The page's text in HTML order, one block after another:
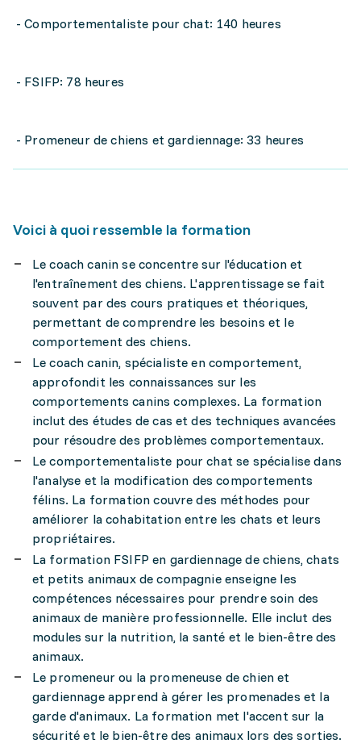
- Comportementaliste pour chat: 140 heures
- FSIFP: 78 heures
- Promeneur de chiens et gardiennage: 33 heures
Voici à quoi ressemble la formation
Le coach canin se concentre sur l'éducation et
l'entraînement des chiens. L'apprentissage se fait
souvent par des cours pratiques et théoriques,
permettant de comprendre les besoins et le
comportement des chiens.
Le coach canin, spécialiste en comportement,
approfondit les connaissances sur les
comportements canins complexes. La formation
inclut des études de cas et des techniques avancées
pour résoudre des problèmes comportementaux.
Le comportementaliste pour chat se spécialise dans
l'analyse et la modification des comportements
félins. La formation couvre des méthodes pour
améliorer la cohabitation entre les chats et leurs
propriétaires.
La formation FSIFP en gardiennage de chiens, chats
et petits animaux de compagnie enseigne les
compétences nécessaires pour prendre soin des
animaux de manière professionnelle. Elle inclut des
modules sur la nutrition, la santé et le bien-être des
animaux.
Le promeneur ou la promeneuse de chien et
gardiennage apprend à gérer les promenades et la
garde d'animaux. La formation met l'accent sur la
sécurité et le bien-être des animaux lors des sorties.